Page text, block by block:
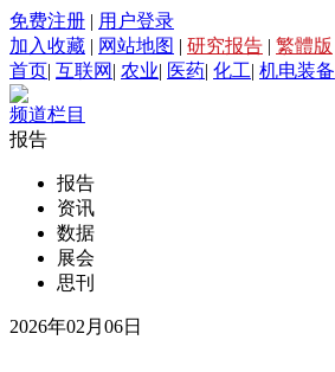
免费注册 | 用户登录
加入收藏 | 网站地图 | 研究报告 | 繁體版
首页| 互联网 | 农业| 医药| 化工| 机电装备
频道栏目
报告
报告
资讯
数据
展会
思刊
2026年02月06日